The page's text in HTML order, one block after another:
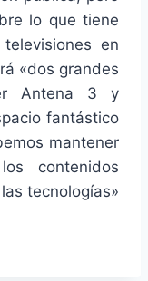
lo que tiene
en
«dos grandes
Antena 3 y
fantástico
mantener
contenidos
tecnologías»